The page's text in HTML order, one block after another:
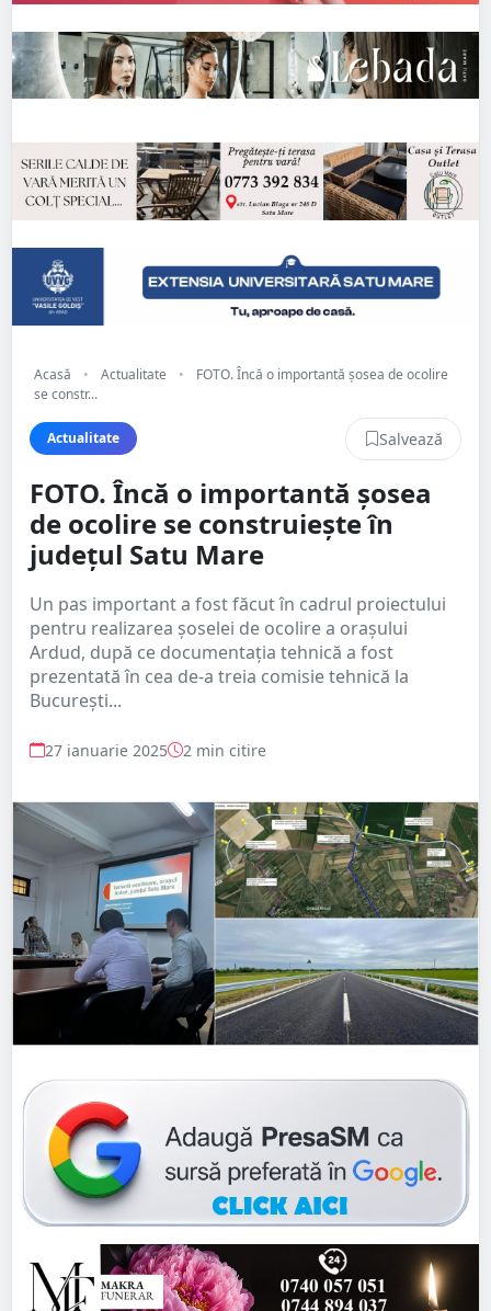
Acasă • Actualitate •
FOTO. Încă o importantă șosea de ocolire
se constr...
Actualitate Salvează
FOTO. Încă o importantă șosea
de ocolire se construiește în
județul Satu Mare
Un pas important a fost făcut în cadrul proiectului
pentru realizarea șoselei de ocolire a orașului
Ardud, după ce documentația tehnică a fost
prezentată în cea de-a treia comisie tehnică la
București...
27 ianuarie 2025 2 min citire